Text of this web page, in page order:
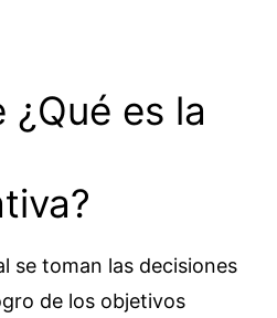
¿Qué es la
se toman las decisiones
de los objetivos